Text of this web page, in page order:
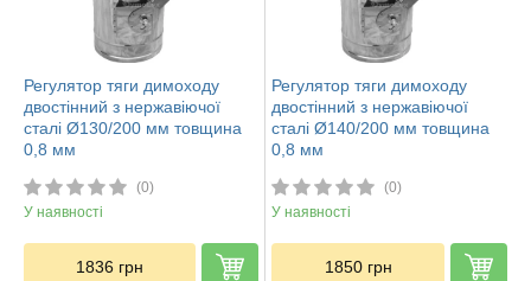
Регулятор тяги димоходу
двостінний з нержавіючої
сталі Ø130/200 мм товщина
0,8 мм
(0)
У наявності
1836 грн
Регулятор тяги димоходу
двостінний з нержавіючої
сталі Ø140/200 мм товщина
0,8 мм
(0)
У наявності
1850 грн